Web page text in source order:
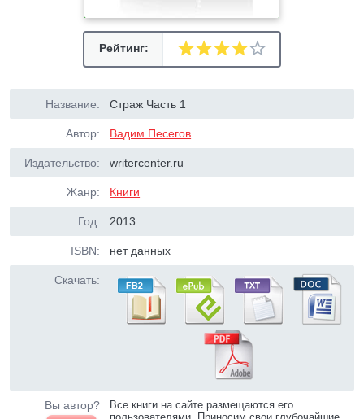
Рейтинг:
Название: Страж Часть 1
Автор: Вадим Песегов
Издательство: writercenter.ru
Жанр: Книги
Год: 2013
ISBN: нет данных
Скачать:
Вы автор?
Все книги на сайте размещаются его